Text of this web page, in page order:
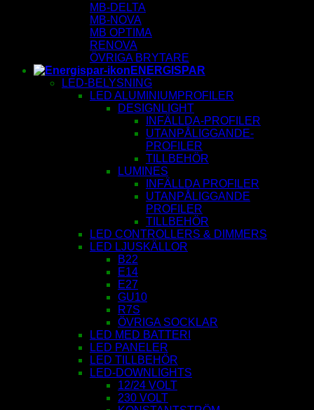
MB-DELTA
MB-NOVA
MB OPTIMA
RENOVA
ÖVRIGA BRYTARE
ENERGISPAR
LED-BELYSNING
LED ALUMINIUMPROFILER
DESIGNLIGHT
INFÄLLDA-PROFILER
UTANPÅLIGGANDE-
PROFILER
TILLBEHÖR
LUMINES
INFÄLLDA PROFILER
UTANPÅLIGGANDE
PROFILER
TILLBEHÖR
LED CONTROLLERS & DIMMERS
LED LJUSKÄLLOR
B22
E14
E27
GU10
R7S
ÖVRIGA SOCKLAR
LED MED BATTERI
LED PANELER
LED TILLBEHÖR
LED-DOWNLIGHTS
12/24 VOLT
230 VOLT